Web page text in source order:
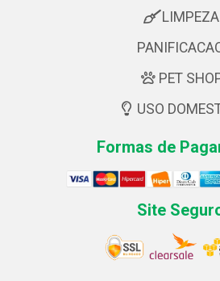
LIMPEZA
PET
USO
Formas de
Site